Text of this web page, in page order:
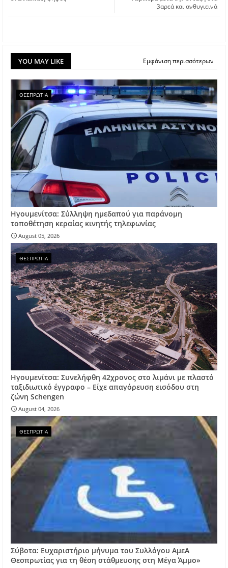
βαρεά και ανθυγιεινά
YOU MAY LIKE Εμφάνιση περισσότερων
ΘΕΣΠΡΩΤΙΑ
Ηγουμενίτσα: Σύλληψη ημεδαπού για παράνομη
τοποθέτηση κεραίας κινητής τηλεφωνίας
August 05, 2026
ΘΕΣΠΡΩΤΙΑ
Ηγουμενίτσα: Συνελήφθη 42χρονος στο λιμάνι με πλαστό
ταξιδιωτικό έγγραφο – Είχε απαγόρευση εισόδου στη
ζώνη Schengen
August 04, 2026
ΘΕΣΠΡΩΤΙΑ
Σύβοτα: Ευχαριστήριο μήνυμα του Συλλόγου ΑμεΑ
Θεσπρωτίας για τη θέση στάθμευσης στη Μέγα Άμμο»